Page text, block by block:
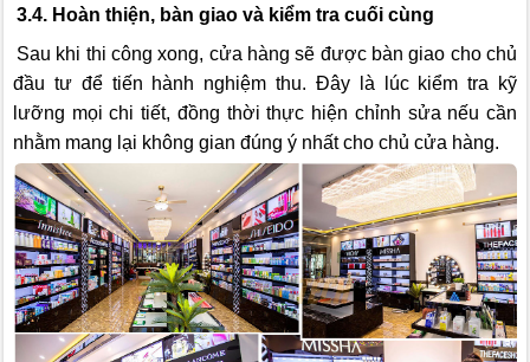
3.4. Hoàn thiện, bàn giao và kiểm tra cuối cùng
Sau khi thi công xong, cửa hàng sẽ được bàn giao cho chủ
đầu tư để tiến hành nghiệm thu. Đây là lúc kiểm tra kỹ
lưỡng mọi chi tiết, đồng thời thực hiện chỉnh sửa nếu cần
nhằm mang lại không gian đúng ý nhất cho chủ cửa hàng.